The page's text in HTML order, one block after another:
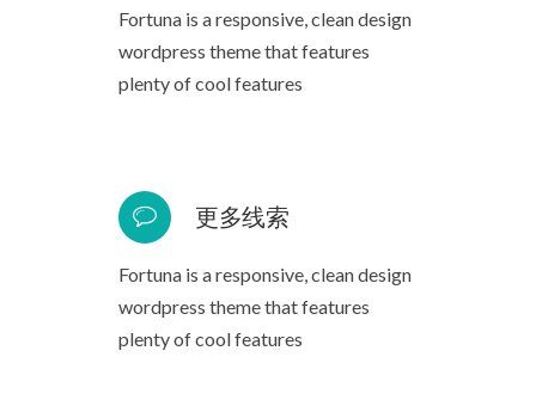
Fortuna is a responsive, clean design
wordpress theme that features
plenty of cool features
更多线索
Fortuna is a responsive, clean design
wordpress theme that features
plenty of cool features